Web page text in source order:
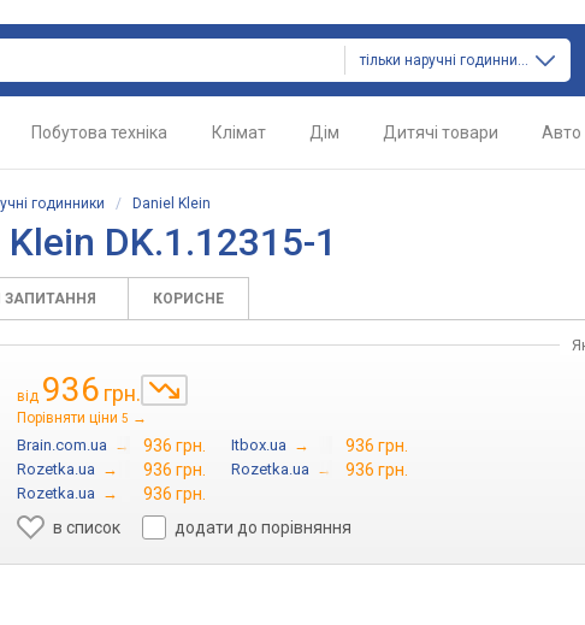
тільки наручні годинники
Побутова техніка Клімат Дім Дитячі товари Авто
годинники / Daniel Klein
DK.1.12315-1
ЗАПИТАННЯ КОРИСНЕ
від 936 грн.
Порівняти ціни 5 →
Brain.com.ua → 936 грн. Itbox.ua → 936 грн.
Rozetka.ua → 936 грн. Rozetka.ua → 936 грн.
Rozetka.ua →
936 грн.
в список
додати до порівняння